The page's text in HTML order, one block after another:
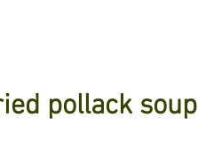
pollack soup